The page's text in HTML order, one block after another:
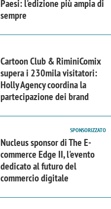
Paesi: l'edizione più ampia di
sempre
Cartoon Club & RiminiComix
supera i 230mila visitatori:
Holly Agency coordina la
partecipazione dei brand
SPONSORIZZATO
Nucleus sponsor di The E-
commerce Edge II, l'evento
dedicato al futuro del
commercio digitale